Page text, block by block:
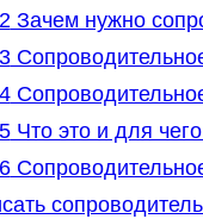
Зачем нужно
Что это и для